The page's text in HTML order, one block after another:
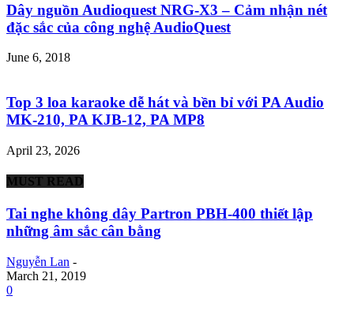
Dây nguồn Audioquest NRG-X3 – Cảm nhận nét
đặc sắc của công nghệ AudioQuest
June 6, 2018
Top 3 loa karaoke dễ hát và bền bỉ với PA Audio
MK-210, PA KJB-12, PA MP8
April 23, 2026
MUST READ
Tai nghe không dây Partron PBH-400 thiết lập
những âm sắc cân bằng
Nguyễn Lan -
March 21, 2019
0